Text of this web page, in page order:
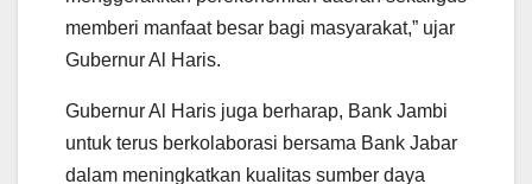
memberi manfaat besar bagi masyarakat,” ujar
Gubernur Al Haris.
Gubernur Al Haris juga berharap, Bank Jambi
untuk terus berkolaborasi bersama Bank Jabar
dalam meningkatkan kualitas sumber daya